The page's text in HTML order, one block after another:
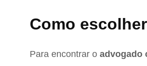
Como
Para encontrar o advogado